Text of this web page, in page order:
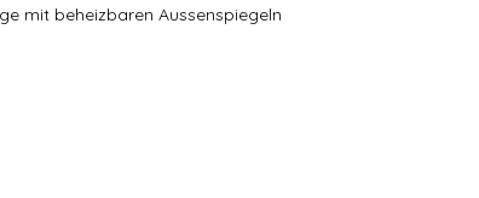
mit beheizbaren Aussenspiegeln